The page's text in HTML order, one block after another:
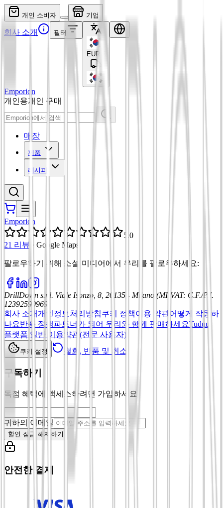
개인 소비자 기업
회사 소개 필터
EUR
Emporion
개인용개인 구매
매장
제품
레시피
Emporion
5.0
21 리뷰 · Google Maps
팔로우하기 위해 소셜 미디어에서 우리를 팔로우하세요:
DrillDown s.r.l. Viale Isonzo, 8, 20135 - Milano (MI) VAT: C.F./P.I.
12392590969
회사 소개개인정보처리방침쿠키 정책이용 약관 어떻게 작동하
나요반품 정책파트너가 되어 우리와 함께 판매하세요Tuduu
플랫폼 일반 이용약관(전문 사용자)
쿠키 설정 철회, 반품 및 취소
구독하기
독점 혜택에 액세스하려면 가입하세요
귀하의 이메일
할인 잠금 해제하기
안전한 결제